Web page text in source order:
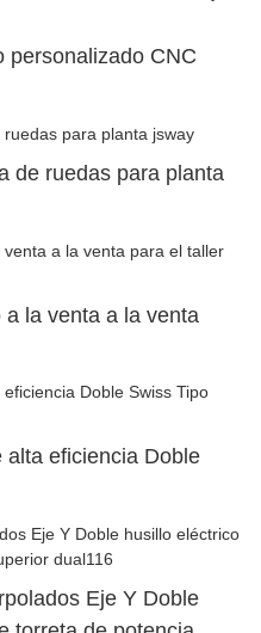
personalizado CNC
de ruedas para planta
la venta a la venta
alta eficiencia Doble
Eje Y Doble